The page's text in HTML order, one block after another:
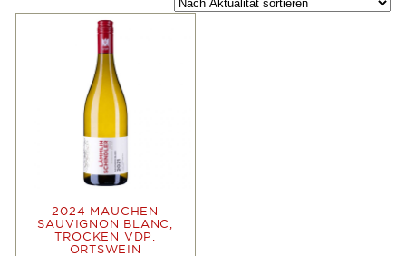
2024 MAUCHEN
SAUVIGNON BLANC,
TROCKEN VDP.
ORTSWEIN